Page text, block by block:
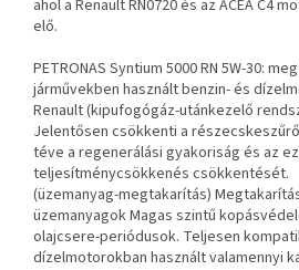
ahol a Renault RN0720 és az ACEA C4
elő.
PETRONAS Syntium 5000 RN 5W-30:
járművekben használt benzin- és
Renault (kipufogógáz-utánkezelő
Jelentősen csökkenti a
téve a regenerálási gyakoriság és az
teljesítménycsökkenés csökkentését.
(üzemanyag-megtakarítás)
üzemanyagok Magas szintű
olajcsere-periódusok. Teljesen
dízelmotorokban használt valamennyi